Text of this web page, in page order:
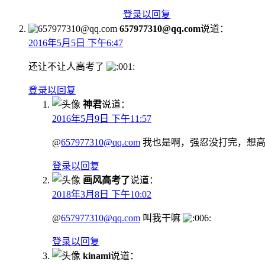
登录以回复
657977310@qq.com说道：
2016年5月5日 下午6:47
还让不让人高考了
登录以回复
神君说道：
2016年5月9日 下午11:57
@657977310@qq.com 我也是啊，强忍没打完，想
登录以回复
画风高考了说道：
2018年3月8日 下午10:02
@657977310@qq.com 叫我干嘛
登录以回复
kinami说道：